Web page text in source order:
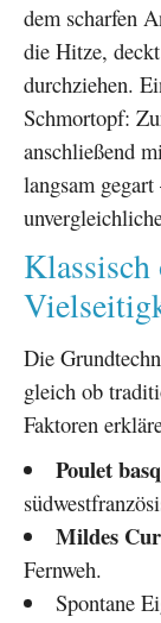
dem scharfen
die Hitze,
durchziehen.
Schmortopf:
anschließend
langsam
Die
gleich ob
Faktoren
Poulet
Mildes
Fernweh.
Spontane